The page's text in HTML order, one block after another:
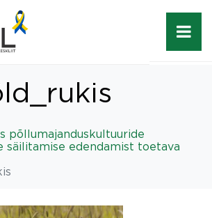
põllumajanduskultuuride
säilitamise edendamist toetava